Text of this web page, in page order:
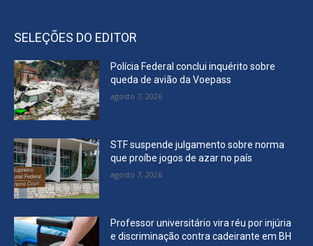
SELEÇÕES DO EDITOR
Polícia Federal conclui inquérito sobre
queda de avião da Voepass
agosto 7, 2026
STF suspende julgamento sobre norma
que proíbe jogos de azar no país
agosto 7, 2026
Professor universitário vira réu por injúria
e discriminação contra cadeirante em BH